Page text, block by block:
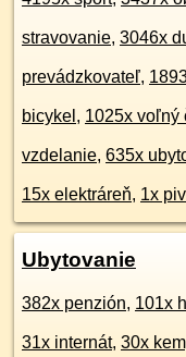
stravovanie, 3046x
prevádzkovateľ,
bicykel , 1025x voľný
vzdelanie, 635x
15x elektráreň, 1x
Ubytovanie
382x penzión, 101x
31x internát, 30x